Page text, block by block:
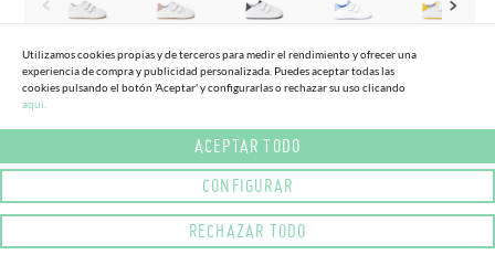
19 26
56,
Utilizamos cookies propias y de terceros para medir el rendimiento y ofrecer una
experiencia de compra y publicidad personalizada. Puedes aceptar todas las
cookies pulsando el botón 'Aceptar' y configurarlas o rechazar su uso clicando
aqui.
ACEPTAR TODO
CONFIGURAR
RECHAZAR TODO